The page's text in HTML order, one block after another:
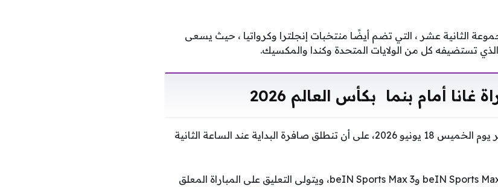
الثانية عشر ، التي تضم أيضًا منتخبات إنجلترا وكرواتيا ، حيث يسعى
تستضيفه كل من الولايات المتحدة وكندا والمكسيك.
غانا أمام بنما بكأس العالم 2026
ومن المقرر أن يلتقي المنتخبان فجر يوم الخميس 18 يونيو 2026، على أن تنطلق صافرة البداية عند الساعة الثانية
ويمكن متابعة المباراة عبر قناتي beIN Sports Max 1 وbeIN Sports Max 3، ويتولى التعليق على المباراة المعلق